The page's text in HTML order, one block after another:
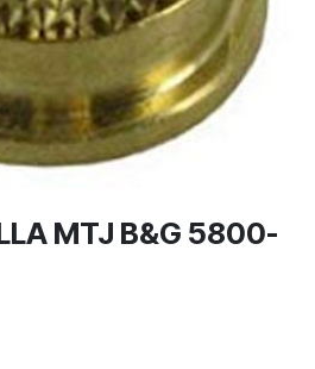
MTJ B&G 5800-